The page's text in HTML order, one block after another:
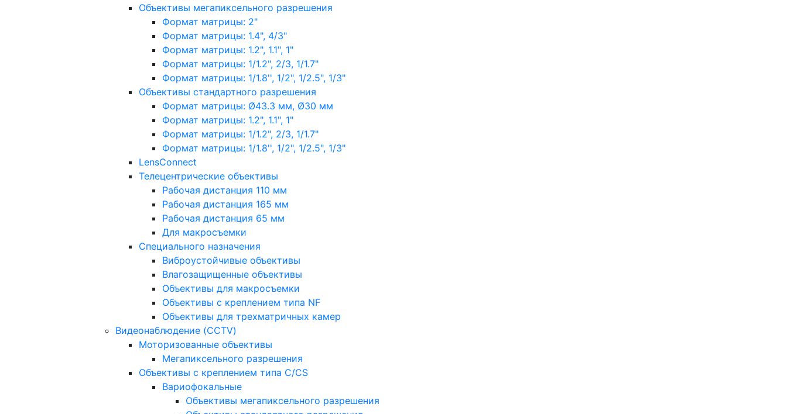
Объективы мегапиксельного разрешения
Формат матрицы: 2"
Формат матрицы: 1.4", 4/3"
Формат матрицы: 1.2", 1.1", 1"
Формат матрицы: 1/1.2", 2/3, 1/1.7"
Формат матрицы: 1/1.8'', 1/2", 1/2.5", 1/3"
Объективы стандартного разрешения
Формат матрицы: Ø43.3 мм, Ø30 мм
Формат матрицы: 1.2", 1.1", 1"
Формат матрицы: 1/1.2", 2/3, 1/1.7"
Формат матрицы: 1/1.8'', 1/2", 1/2.5", 1/3"
LensConnect
Телецентрические объективы
Рабочая дистанция 110 мм
Рабочая дистанция 165 мм
Рабочая дистанция 65 мм
Для макросъемки
Специального назначения
Виброустойчивые объективы
Влагозащищенные объективы
Объективы для макросъемки
Объективы с креплением типа NF
Объективы для трехматричных камер
Видеонаблюдение (CCTV)
Моторизованные объективы
Мегапиксельного разрешения
Объективы с креплением типа C/CS
Вариофокальные
Объективы мегапиксельного разрешения